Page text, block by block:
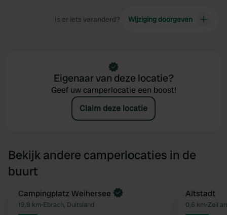
Is er iets veranderd? Wijziging doorgeven
Eigenaar van deze locatie?
Geef uw camperlocatie een boost!
Claim deze locatie
Bekijk andere camperlocaties in de
buurt
Favoriet
Boek direct
Campingplatz Weihersee
19,9 km•Ebrach, Duitsland
Altstadt
0,6 km•Zeil